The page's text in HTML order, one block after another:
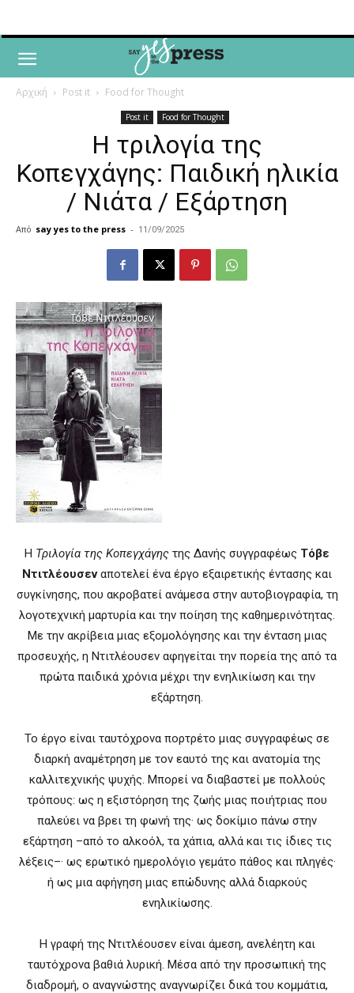
Αρχική Post it Food for Thought
Post it Food for Thought
Η τριλογία της
Κοπεγχάγης: Παιδική ηλικία
/ Νιάτα / Εξάρτηση
Από say yes to the press - 11/09/2025
Η Τριλογία της Κοπεγχάγης της Δανής συγγραφέως Τόβε
Ντιτλέουσεναποτελεί ένα έργο εξαιρετικής έντασης και
συγκίνησης, που ακροβατεί ανάμεσα στην αυτοβιογραφία, τη
λογοτεχνική μαρτυρία και την ποίηση της καθημερινότητας.
Με την ακρίβεια μιας εξομολόγησης και την ένταση μιας
προσευχής, η Ντιτλέουσεν αφηγείται την πορεία της από τα
πρώτα παιδικά χρόνια μέχρι την ενηλικίωση και την
εξάρτηση.
Το έργο είναι ταυτόχρονα πορτρέτο μιας συγγραφέως σε
διαρκή αναμέτρηση με τον εαυτό της και ανατομία της
καλλιτεχνικής ψυχής. Μπορεί να διαβαστεί με πολλούς
τρόπους: ως η εξιστόρηση της ζωής μιας ποιήτριας που
παλεύει να βρει τη φωνή της· ως δοκίμιο πάνω στην
εξάρτηση –από το αλκοόλ, τα χάπια, αλλά και τις ίδιες τις
λέξεις–· ως ερωτικό ημερολόγιο γεμάτο πάθος και πληγές·
ή ως μια αφήγηση μιας επώδυνης αλλά διαρκούς
ενηλικίωσης.
Η γραφή της Ντιτλέουσεν είναι άμεση, ανελέητη και
ταυτόχρονα βαθιά λυρική. Μέσα από την προσωπική της
διαδρομή, ο αναγνώστης αναγνωρίζει δικά του κομμάτια,